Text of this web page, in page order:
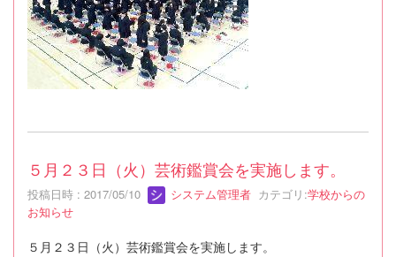
５月２３日（火）芸術鑑賞会を実施します。
投稿日時 : 2017/05/10 システム管理者 カテゴリ:学校からの
お知らせ
５月２３日（火）芸術鑑賞会を実施します。